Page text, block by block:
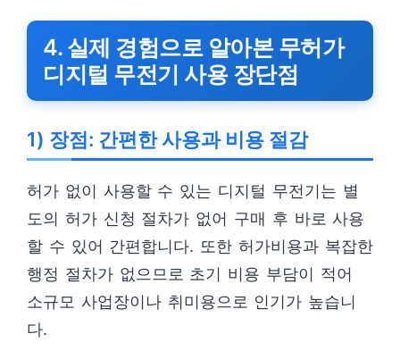
4. 실제 경험으로 알아본 무허가
디지털 무전기 사용 장단점
1) 장점: 간편한 사용과 비용 절감
허가 없이 사용할 수 있는 디지털 무전기는 별
도의 허가 신청 절차가 없어 구매 후 바로 사용
할 수 있어 간편합니다. 또한 허가비용과 복잡한
행정 절차가 없으므로 초기 비용 부담이 적어
소규모 사업장이나 취미용으로 인기가 높습니
다.